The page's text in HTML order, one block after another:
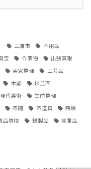
三鷹市 不用品
宝 作家物 出張買取
実家整理 工芸品
木彫 杉並区
現代美術 生前整理
茶碗 茶道具 蒔絵
品買取 銀製品 骨董品